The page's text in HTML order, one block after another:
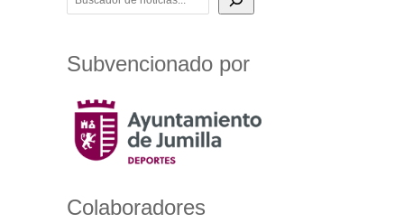
Subvencionado por
Colaboradores